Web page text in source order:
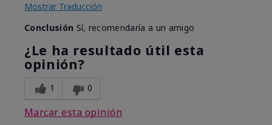
Mostrar Traducción
Conclusión Sí, recomendaría a un amigo
¿Le ha resultado útil esta
opinión?
1 0
Marcar esta opinión